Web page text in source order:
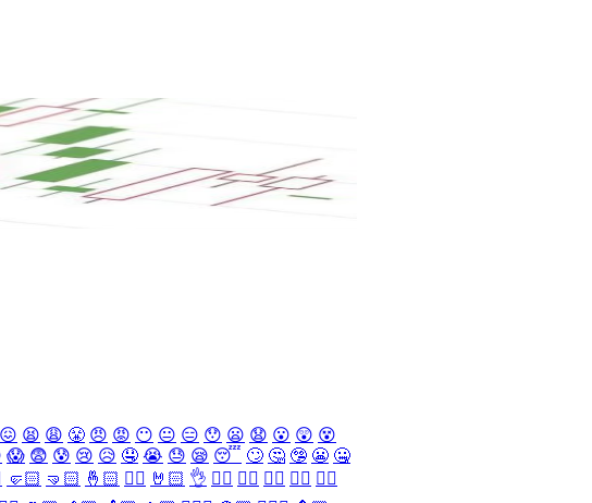
😖 😫 😩 😤 😠 😡 😶 😐 😑 😯 😦 😧 😮 😲 😵
😱 😨 😰 😢 😥 🤤 😭 😓 😪 😴 🙄 🤔 🤥 😬 🤐
🤛🏻 🤜🏻 🤞🏻 ✌🏻 🤘🏻 👌 👈🏻 👉🏻 👆🏻 👇🏻 ☝🏻